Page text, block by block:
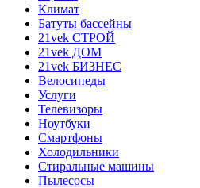
Климат
Батуты бассейны
21vek СТРОЙ
21vek ДОМ
21vek БИЗНЕС
Велосипеды
Услуги
Телевизоры
Ноутбуки
Смартфоны
Холодильники
Стиральные машины
Пылесосы